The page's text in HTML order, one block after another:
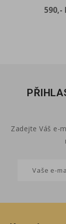
590,-
Zadejte Váš e-